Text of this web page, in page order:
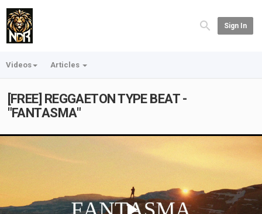
Sign In
Videos Articles
[FREE] REGGAETON TYPE BEAT -
"FANTASMA"